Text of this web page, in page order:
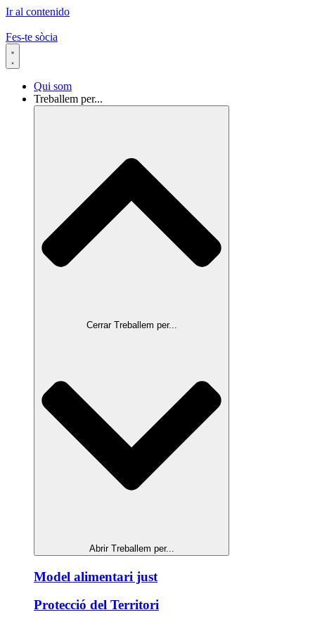
Ir al contenido
Fes-te sòcia
Qui som
Treballem per...
Cerrar Treballem per...
Abrir Treballem per...
Model alimentari just
Protecció del Territori